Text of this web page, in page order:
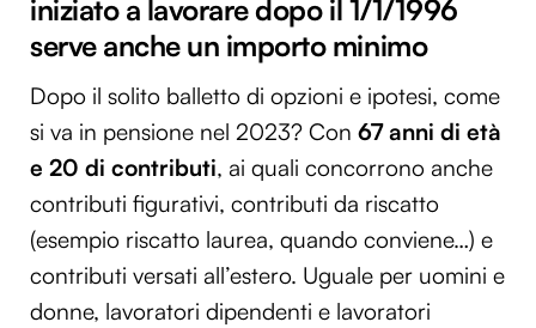
iniziato a lavorare dopo il 1/1/1996
serve anche un importo minimo
Dopo il solito balletto di opzioni e ipotesi, come
si va in pensione nel 2023? Con 67 anni di età
e 20 di contributi, ai quali concorrono anche
contributi figurativi, contributi da riscatto
(esempio riscatto laurea, quando conviene…) e
contributi versati all’estero. Uguale per uomini e
donne, lavoratori dipendenti e lavoratori